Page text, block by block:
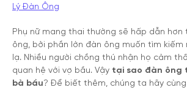
Lý Đàn Ông
Phụ nữ mang thai thường sẽ hấp dẫn hơn
ông, bởi phần lớn đàn ông muốn tìm
lạ. Nhiều người chồng thú nhận họ cảm
quan hệ với vợ bầu. Vậy tại sao đàn ông
bà bầu? Để biết thêm, chúng ta hãy